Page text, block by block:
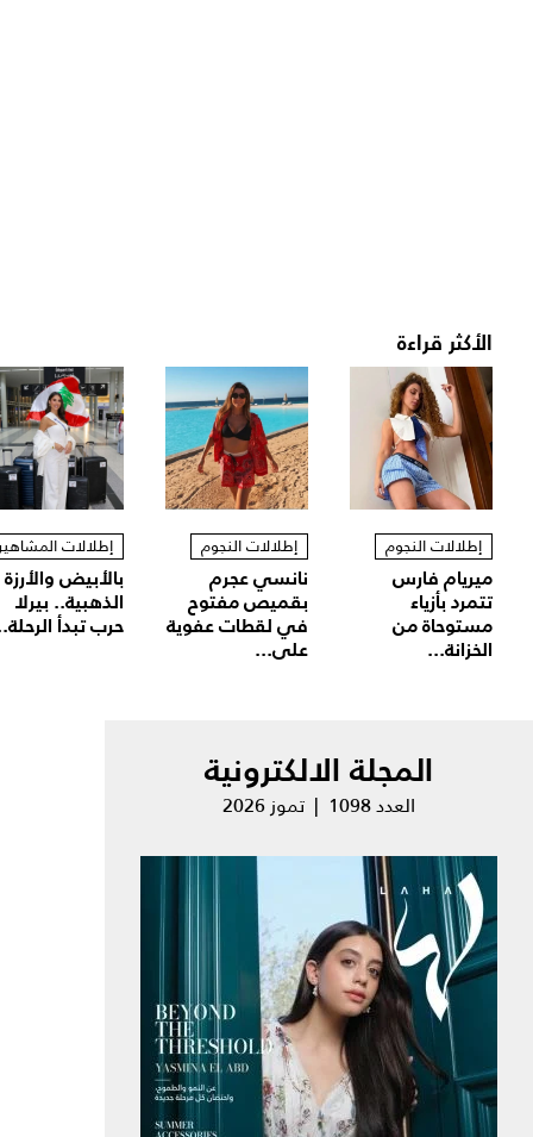
الأكثر قراءة
إطلالات النجوم
ميريام فارس
تتمرد بأزياء
مستوحاة من
الخزانة...
إطلالات النجوم
نانسي عجرم
بقميص مفتوح
في لقطات عفوية
على...
إطلالات
بالأبيض والأرزة
الذهبية.. بيرلا
حرب تبدأ
المجلة الالكترونية
العدد 1098 | تموز 2026